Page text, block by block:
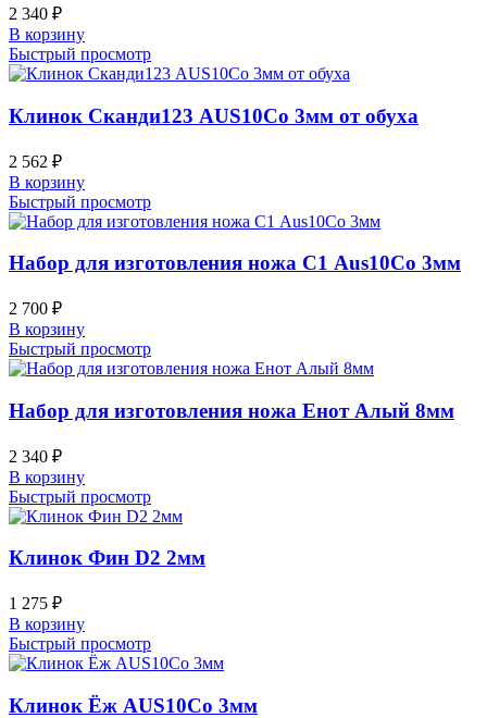
2 340 ₽
В корзину
Быстрый просмотр
Клинок Сканди123 AUS10Co 3мм от обуха
2 562 ₽
В корзину
Быстрый просмотр
Набор для изготовления ножа С1 Aus10Co 3мм
2 700 ₽
В корзину
Быстрый просмотр
Набор для изготовления ножа Енот Алый 8мм
2 340 ₽
В корзину
Быстрый просмотр
Клинок Фин D2 2мм
1 275 ₽
В корзину
Быстрый просмотр
Клинок Ёж AUS10Co 3мм